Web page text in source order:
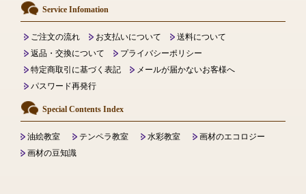
Service Infomation
ご注文の流れ お支払いについて
送料について
返品・交換について
プライバシーポリシー
特定商取引に基づく表記
メールが届かないお客様へ
パスワード再発行
Special Contents Index
油絵教室 テンペラ教室 水彩教室
画材のエコロジー
画材の豆知識